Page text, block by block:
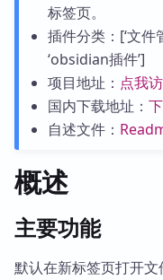
标签页。
插件分类：[‘文件
‘obsidian插件’]
项目地址： 点我
国内下载地址：
自述文件：
概述
主要功能
默认在新标签页打开